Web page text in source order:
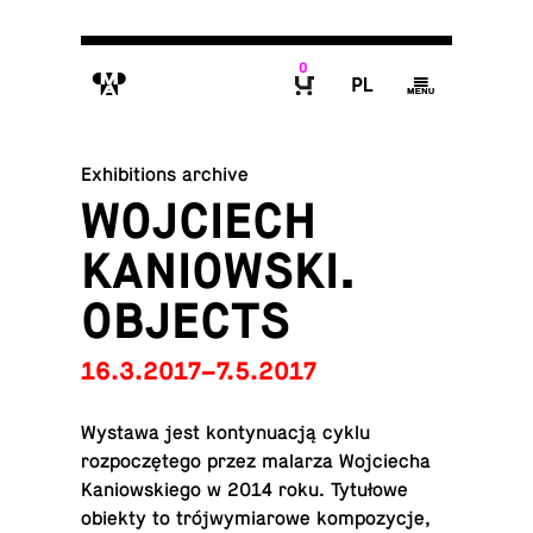
M
0
P g
Exhibitions archive
WOJCIECH
KANIOWSKI.
OBJECTS
16.3.2017–7.5.2017
Wystawa jest kon­tynu­acją cyklu
rozpoczętego przez malarza Wo­j­ciecha
Kan­iowskiego w 2014 roku. Tytułowe
obiekty to trójwymi­arowe kom­pozy­cje,